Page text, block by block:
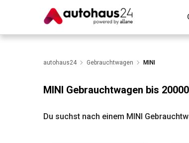
Wir bewerten dein AutoRund um die Inzahlungnahme
autohaus24 Gebrauchtwagen MINI
MINI Gebrauchtwagen bis
Du suchst nach einem MINI